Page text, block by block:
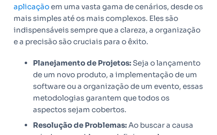
aplicaçãoem uma vasta gama de cenários, desde os
mais simples até os mais complexos. Eles são
indispensáveis sempre que a clareza, a organização
e a precisão são cruciais para o êxito.
Planejamento de Projetos: Seja o lançamento
de um novo produto, a implementação de um
software ou a organização de um evento, essas
metodologias garantem que todos os
aspectos sejam cobertos.
Resolução de Problemas:Ao buscar a causa